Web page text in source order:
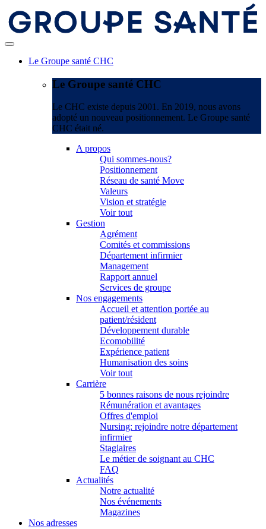
Le Groupe santé CHC
Le Groupe santé CHC
Le CHC existe depuis 2001. En 2019, nous avons
adopté un nouveau positionnement. Le Groupe santé
CHC était né.
A propos
Qui sommes-nous?
Positionnement
Réseau de santé Move
Valeurs
Vision et stratégie
Voir tout
Gestion
Agrément
Comités et commissions
Département infirmier
Management
Rapport annuel
Services de groupe
Nos engagements
Accueil et attention portée au
patient/résident
Développement durable
Ecomobilité
Expérience patient
Humanisation des soins
Voir tout
Carrière
5 bonnes raisons de nous rejoindre
Rémunération et avantages
Offres d'emploi
Nursing: rejoindre notre département
infirmier
Stagiaires
Le métier de soignant au CHC
FAQ
Actualités
Notre actualité
Nos événements
Magazines
Nos adresses